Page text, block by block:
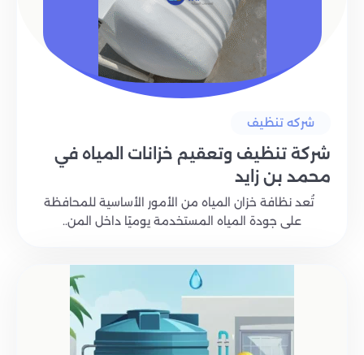
شركه تنظيف
شركة تنظيف وتعقيم خزانات المياه في
محمد بن زايد
تُعد نظافة خزان المياه من الأمور الأساسية للمحافظة
على جودة المياه المستخدمة يوميًا داخل المن..